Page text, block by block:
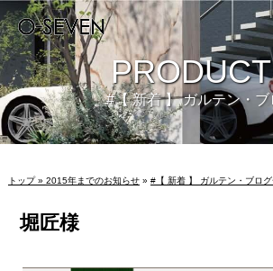
#【 新着 】 ガルテン・ブ
トップ » 2015年までのお知らせ» #【 新着 】 ガルテン・ブロ
堀匠様